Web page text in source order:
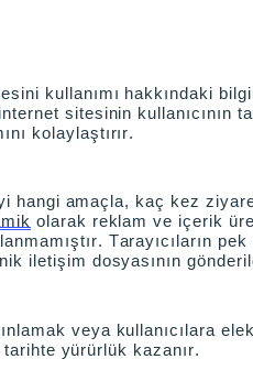
kullanımı hakkındaki
sitesinin kullanıcının
kolaylaştırır.
amaçla, kaç kez
olarak reklam ve içerik
Tarayıcıların
iletişim dosyasının
veya kullanıcılara
yürürlük kazanır.